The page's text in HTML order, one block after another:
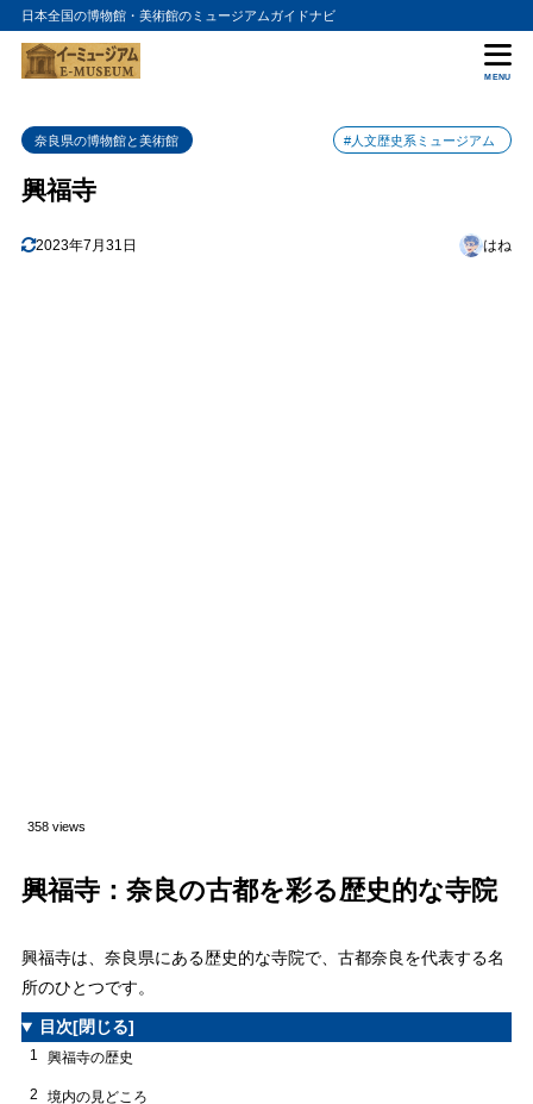
日本全国の博物館・美術館のミュージアムガイドナビ
MENU
奈良県の博物館と美術館 #人文歴史系ミュージアム
興福寺
2023年7月31日 はね
358 views
興福寺：奈良の古都を彩る歴史的な寺院
興福寺は、奈良県にある歴史的な寺院で、古都奈良を代表する名
所のひとつです。
目次[閉じる]
1 興福寺の歴史
2 境内の見どころ
目次
1 興福寺の歴史
3 アクセス方法
4 まとめ